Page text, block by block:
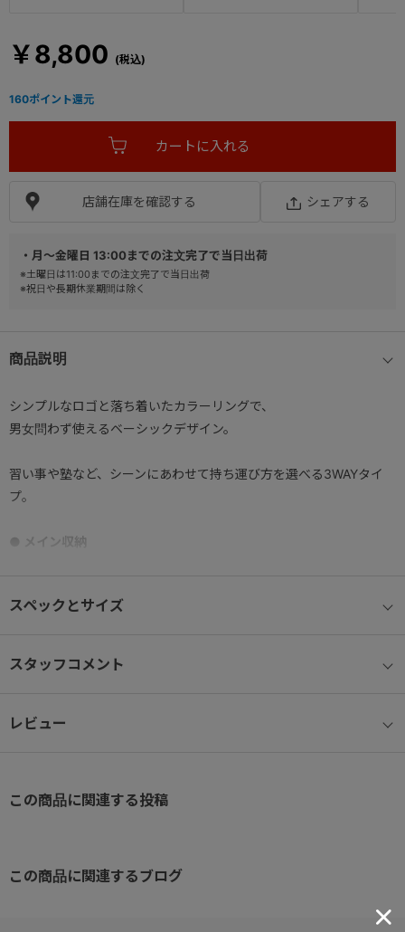
・月～金曜日 13:00までの注文完了で当日出荷
※土曜日は11:00までの注文完了で当日出荷
※祝日や長期休業期間は除く
￥8,800
商品説明
シンプルなロゴと落ち着いたカラーリングで、
男女問わず使えるベーシックデザイン。
習い事や塾など、シーンにあわせて持ち運び方を選べる3WAYタイ
プ。
● メイン収納
しにも便利。
B4ファイル収納参考サイズ：W38.0×H27.3cm
スマートフォンや定期券などが収納可能。
● リフレクター
スペックとサイズ
スタッフコメント
レビュー
店舗在庫を確認する シェアする
この商品に関連する投稿
この商品に関連するブログ
160ポイント還元